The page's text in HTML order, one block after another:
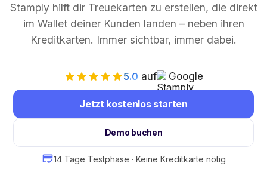
Stamply hilft dir Treuekarten zu erstellen, die direkt
im Wallet deiner Kunden landen – neben ihren
Kreditkarten. Immer sichtbar, immer dabei.
5.0 auf Google
Jetzt kostenlos starten
Demo buchen
14 Tage Testphase · Keine Kreditkarte nötig